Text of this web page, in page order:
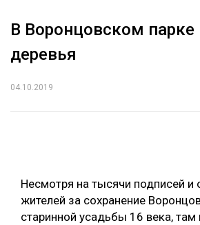
РЕКЛАМОДАТЕЛЯМ
ЛЕСНОЕ ХОЗЯЙСТВО
ЦИФРОВАЯ СРЕДА
БИОЭНЕРГЕТИКА
РУБРИКИ
В Воронцовском
деревья
04.10.2019
Несмотря на тысячи подписей и
жителей за сохранение
старинной усадьбы 16 века, там